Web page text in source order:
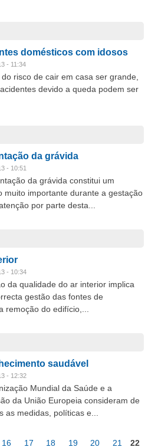
domésticos com idosos
- 11:34
risco de cair em casa ser grande,
devido a queda podem ser
da grávida
- 10:51
da grávida constitui um
muito importante durante a gestação
por parte desta...
- 10:34
da qualidade do ar interior implica
gestão das fontes de
remoção do edifício,...
saudável
- 12:32
Mundial da Saúde e a
da União Europeia consideram de
medidas, políticas e...
16 17 18 19 20 21
22